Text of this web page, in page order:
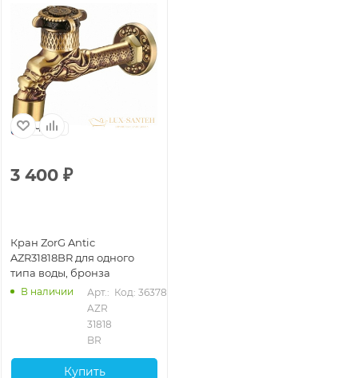
Чехия
3 400 ₽
Кран ZorG Antic
AZR31818BR для одного
типа воды, бронза
В наличии
Арт.:
AZR
31818
BR
Код: 36378
Купить